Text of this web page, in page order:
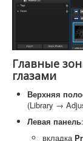
Главные
глазами
Верхняя
(Library →
Левая панель:
вкладка